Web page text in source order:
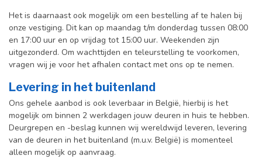
Het is daarnaast ook mogelijk om een bestelling af te halen bij
onze vestiging. Dit kan op maandag t/m donderdag tussen 08:00
en 17:00 uur en op vrijdag tot 15:00 uur. Weekenden zijn
uitgezonderd. Om wachttijden en teleurstelling te voorkomen,
vragen wij je voor het afhalen contact met ons op te nemen.
Levering in het buitenland
Ons gehele aanbod is ook leverbaar in België, hierbij is het
mogelijk om binnen 2 werkdagen jouw deuren in huis te hebben.
Deurgrepen en -beslag kunnen wij wereldwijd leveren, levering
van de deuren in het buitenland (m.u.v. België) is momenteel
alleen mogelijk op aanvraag.